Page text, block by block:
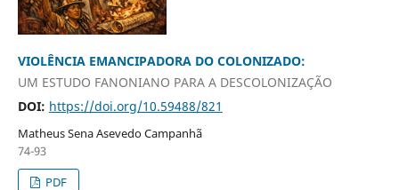
VIOLÊNCIA EMANCIPADORA DO COLONIZADO:
UM ESTUDO FANONIANO PARA A DESCOLONIZAÇÃO
DOI: https://doi.org/10.59488/821
Matheus Sena Asevedo Campanhã
74-93
PDF